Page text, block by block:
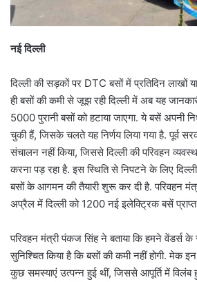
नई दिल्ली
दिल्ली की सड़कों पर DTC बसों में प्रतिदिन लाखों
ही बसों की कमी से जूझ रही दिल्ली में अब यह
5000 पुरानी बसों को हटाया जाएगा. ये बसें अपनी
चुकी हैं, जिसके चलते यह निर्णय लिया गया है. पूर्व
संचालन नहीं किया, जिससे दिल्ली की परिवहन
करना पड़ रहा है. इस स्थिति से निपटने के लिए
बसों के आगमन की तैयारी शुरू कर दी है. परिवहन
अप्रैल में दिल्ली को 1200 नई इलेक्ट्रिक बसें प्राप्त
परिवहन मंत्री पंकज सिंह ने बताया कि हमने वेंडर्स
सुनिश्चित किया है कि बसों की कमी नहीं होगी. मेक
कुछ समस्याएं उत्पन्न हुई थीं, जिससे आपूर्ति में विलंब